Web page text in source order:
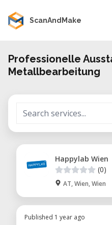
ScanAndMake
Professionelle
Metallbearbeitung
Happylab Wien
(0)
AT, Wien, Wien
Published 1 year ago